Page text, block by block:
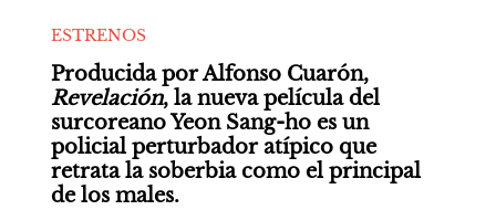
ESTRENOS
Producida por Alfonso Cuarón,
Revelación, la nueva película del
surcoreano Yeon Sang-ho es un
policial perturbador atípico que
retrata la soberbia como el principal
de los males.